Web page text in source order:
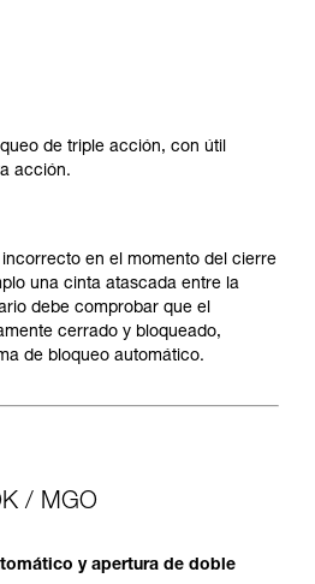
de triple acción, con útil
acción.
en el momento del cierre
una cinta atascada entre la
debe comprobar que el
cerrado y bloqueado,
de bloqueo automático.
/ MGO
y apertura de doble